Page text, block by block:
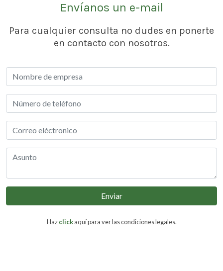
Envíanos un e-mail
Para cualquier consulta no dudes en ponerte
en contacto con nosotros.
Enviar
Hazclickaquí para ver las condiciones legales.